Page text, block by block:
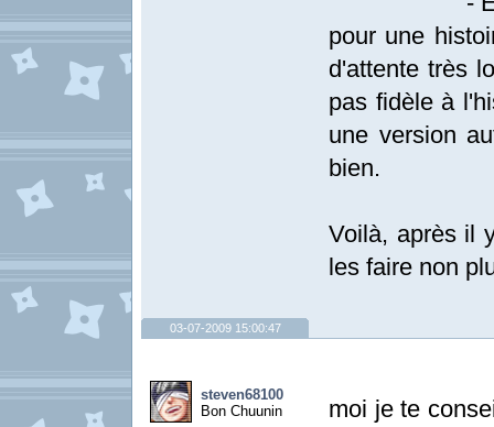
pour une
d'attente très
pas fidèle à
une version
bien.
Voilà, après il
les faire non
03-07-2009 15:00:47
steven68100
Bon Chuunin
moi je te